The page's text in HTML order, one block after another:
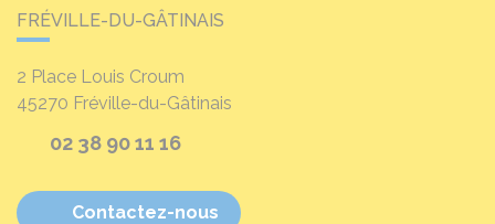
FRÉVILLE-DU-GÂTINAIS
2 Place Louis Croum
45270 Fréville-du-Gâtinais
02 38 90 11 16
Contactez-nous